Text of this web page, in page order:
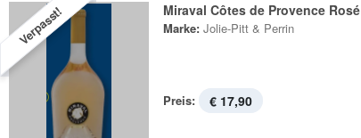
Verpasst! Miraval Côtes de Provence Rosé
Marke: Jolie-Pitt & Perrin
Preis: € 17,90